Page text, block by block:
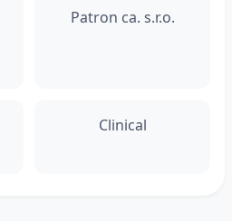
Patron ca. s.r.o.
Clinical